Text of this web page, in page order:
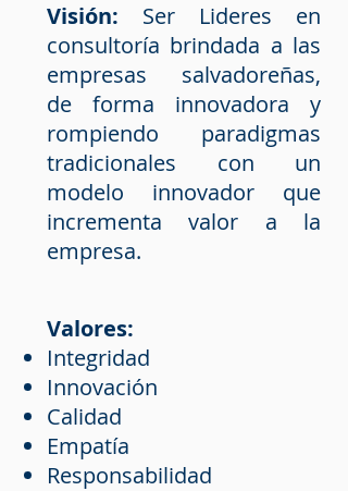
Visión: Ser Lideres en
consultoría brindada a las
empresas salvadoreñas,
de forma innovadora y
rompiendo paradigmas
tradicionales con un
modelo innovador que
incrementa valor a la
empresa.
Valores:
Integridad
Innovación
Calidad
Empatía
Responsabilidad